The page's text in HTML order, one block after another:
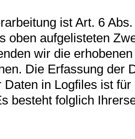
ist Art. 6
oben aufgelisteten
wir die
Die Erfassung der
in Logfiles ist
besteht folglich